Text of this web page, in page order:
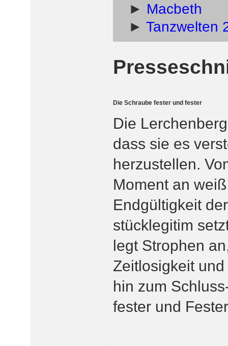
Macbeth
Tanzwelten
Die Schraube fester und fester
Die
dass sie es
herzustellen.
Moment an
Endgültigkeit
stücklegitim
legt Strophen
Zeitlosigkeit
hin zum
fester und